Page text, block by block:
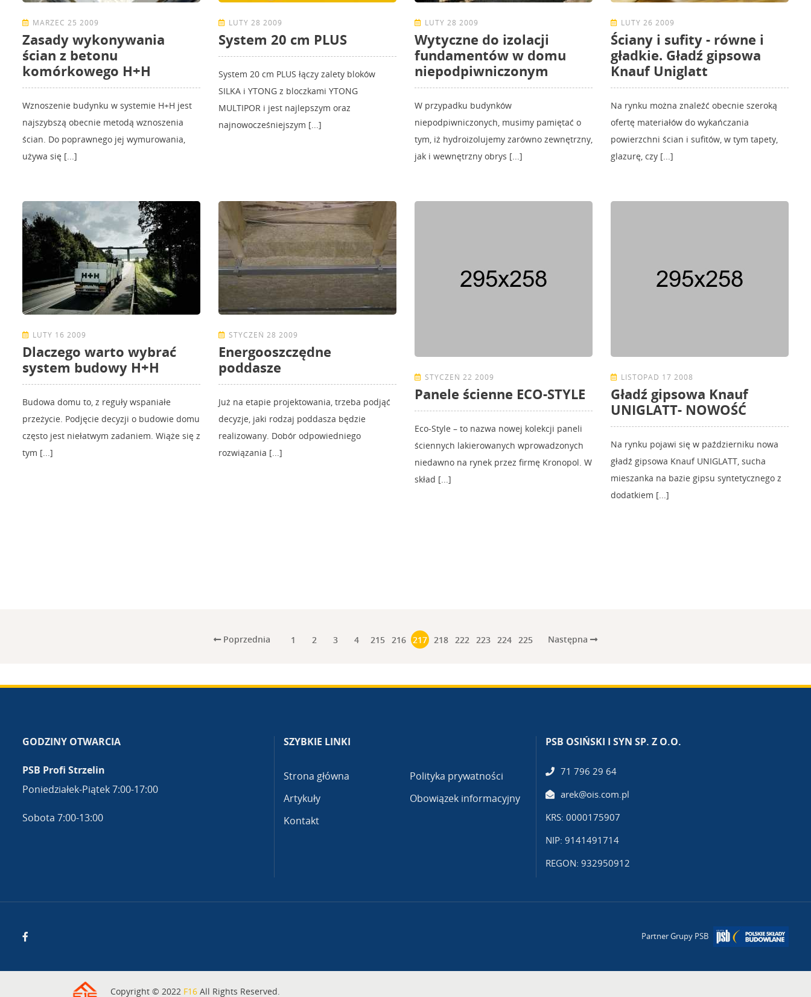
MARZEC 25 2009
Zasady wykonywania
ścian z betonu
komórkowego H+H
Wznoszenie budynku w systemie H+H jest
najszybszą obecnie metodą wznoszenia
ścian. Do poprawnego jej wymurowania,
używa się [...]
LUTY 28 2009
System 20 cm PLUS
System 20 cm PLUS łączy zalety bloków
SILKA i YTONG z bloczkami YTONG
MULTIPOR i jest najlepszym oraz
najnowocześniejszym [...]
LUTY 28 2009
Wytyczne do izolacji
fundamentów w domu
niepodpiwniczonym
W przypadku budynków
niepodpiwniczonych, musimy pamiętać o
tym, iż hydroizolujemy zarówno zewnętrzny,
jak i wewnętrzny obrys [...]
LUTY 26 2009
Ściany i sufity - równe i
gładkie. Gładź gipsowa
Knauf Uniglatt
Na rynku można znaleźć obecnie szeroką
ofertę materiałów do wykańczania
powierzchni ścian i sufitów, w tym tapety,
glazurę, czy [...]
LUTY 16 2009
Dlaczego warto wybrać
system budowy H+H
Budowa domu to, z reguły wspaniałe
przeżycie. Podjęcie decyzji o budowie domu
często jest niełatwym zadaniem. Wiąże się z
tym [...]
STYCZEŃ 28 2009
Energooszczędne
poddasze
Już na etapie projektowania, trzeba podjąć
decyzje, jaki rodzaj poddasza będzie
realizowany. Dobór odpowiedniego
rozwiązania [...]
STYCZEŃ 22 2009
Panele ścienne ECO-STYLE
Eco-Style – to nazwa nowej kolekcji paneli
ściennych lakierowanych wprowadzonych
niedawno na rynek przez firmę Kronopol. W
skład [...]
LISTOPAD 17 2008
Gładź gipsowa Knauf
UNIGLATT- NOWOŚĆ
Na rynku pojawi się w październiku nowa
gładź gipsowa Knauf UNIGLATT, sucha
mieszanka na bazie gipsu syntetycznego z
dodatkiem [...]
Poprzednia 1 2 3 4 215 216 217 218 222 223 224 225 Następna
GODZINY OTWARCIA
PSB Profi Strzelin
Poniedziałek-Piątek 7:00-17:00
Sobota 7:00-13:00
SZYBKIE LINKI
Strona główna
Artykuły
Kontakt
Polityka prywatności
Obowiązek informacyjny
PSB OSIŃSKI I SYN SP. Z O.O.
71 796 29 64
arek@ois.com.pl
KRS: 0000175907
NIP: 9141491714
REGON: 932950912
Partner Grupy PSB
Copyright © 2022 F16 All Rights Reserved.